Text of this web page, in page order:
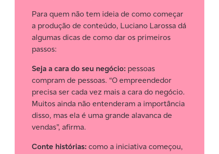
Para quem não tem ideia de como começar
a produção de conteúdo, Luciano Larossa dá
algumas dicas de como dar os primeiros
passos:
Seja a cara do seu negócio: pessoas
compram de pessoas. “O empreendedor
precisa ser cada vez mais a cara do negócio.
Muitos ainda não entenderam a importância
disso, mas ela é uma grande alavanca de
vendas”, afirma.
Conte histórias:como a iniciativa começou,